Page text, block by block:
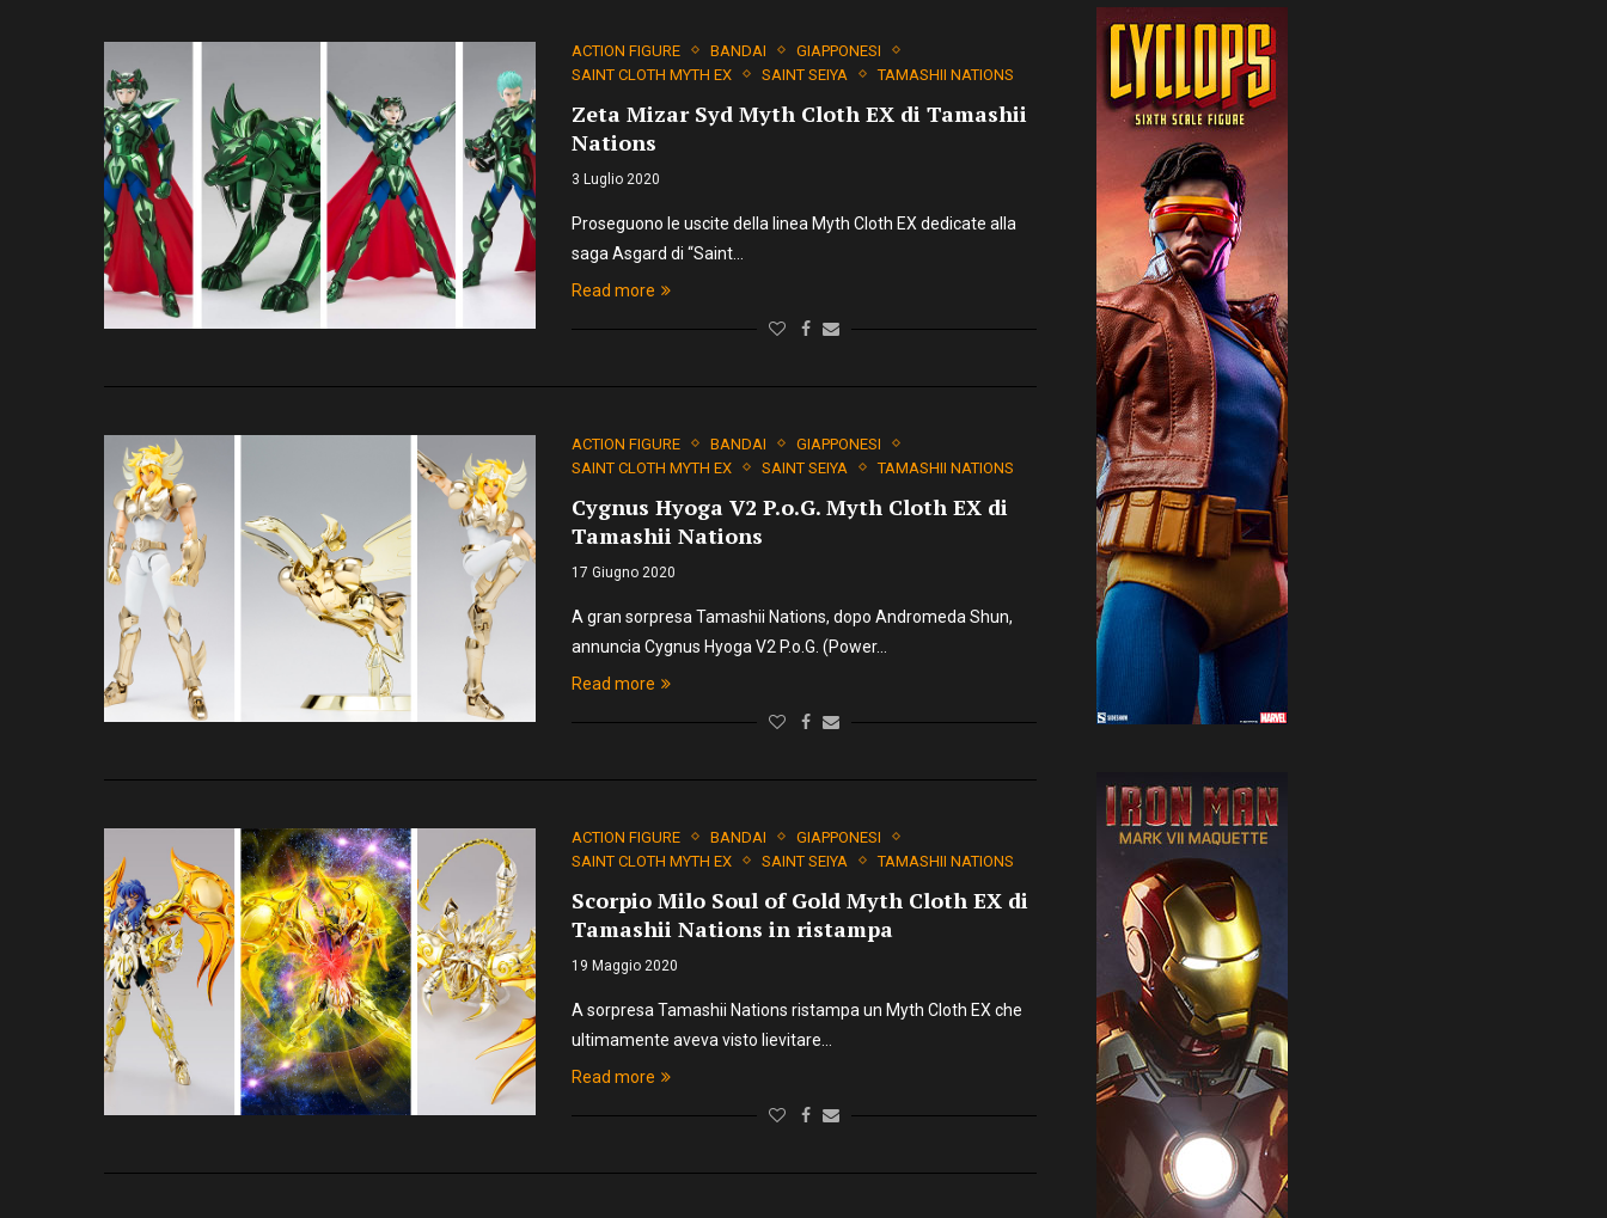
ACTION FIGURE BANDAI
GIAPPONESI
SAINT CLOTH MYTH EX
SAINT SEIYA TAMASHII NATIONS
Zeta Mizar Syd Myth Cloth EX di Tamashii
Nations
3 Luglio 2020
Proseguono le uscite della linea Myth Cloth EX dedicate alla
saga Asgard di “Saint…
Read more
ACTION FIGURE BANDAI
GIAPPONESI
SAINT CLOTH MYTH EX
SAINT SEIYA TAMASHII NATIONS
Cygnus Hyoga V2 P.o.G. Myth Cloth EX di
Tamashii Nations
17 Giugno 2020
A gran sorpresa Tamashii Nations, dopo Andromeda Shun,
annuncia Cygnus Hyoga V2 P.o.G. (Power…
Read more
ACTION FIGURE BANDAI
GIAPPONESI
SAINT CLOTH MYTH EX
SAINT SEIYA TAMASHII NATIONS
Scorpio Milo Soul of Gold Myth Cloth EX di
Tamashii Nations in ristampa
19 Maggio 2020
A sorpresa Tamashii Nations ristampa un Myth Cloth EX che
ultimamente aveva visto lievitare…
Read more